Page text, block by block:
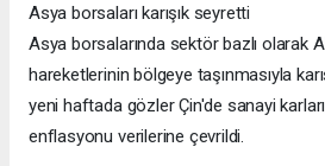
Asya borsaları karışık seyretti
Asya borsalarında sektör bazlı olarak
hareketlerinin bölgeye taşınmasıyla
yeni haftada gözler Çin'de sanayi
enflasyonu verilerine çevrildi.